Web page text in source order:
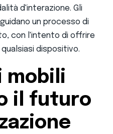
d'interazione. Gli
un processo di
con l'intento di offrire
dispositivo.
mobili
il futuro